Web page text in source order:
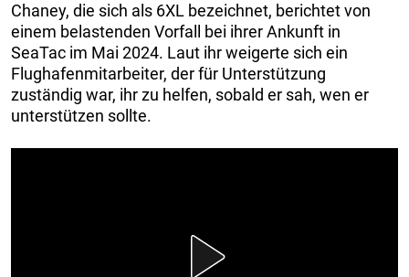
Chaney, die sich als 6XL bezeichnet, berichtet von
einem belastenden Vorfall bei ihrer Ankunft in
SeaTac im Mai 2024. Laut ihr weigerte sich ein
Flughafenmitarbeiter, der für Unterstützung
zuständig war, ihr zu helfen, sobald er sah, wen er
unterstützen sollte.